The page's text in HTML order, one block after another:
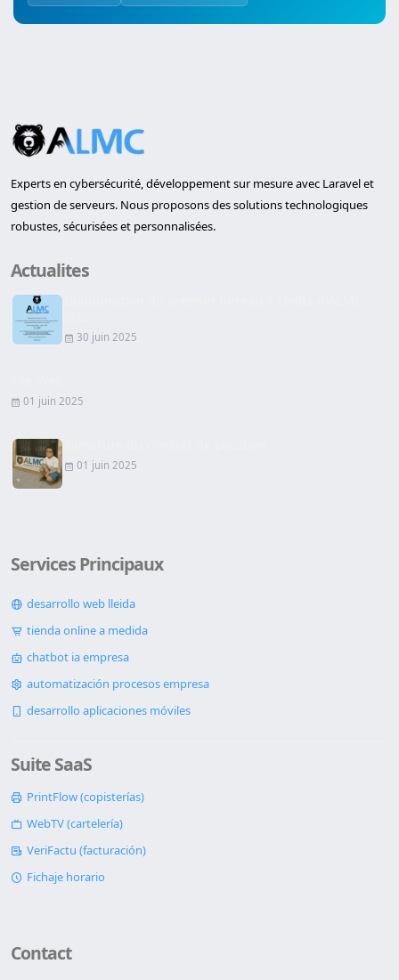
Experts en cybersécurité, développement sur mesure avec Laravel et
gestion de serveurs. Nous proposons des solutions technologiques
robustes, sécurisées et personnalisées.
Actualites
30 juin 2025
01 juin 2025
01 juin 2025
Services Principaux
desarrollo web lleida
tienda online a medida
chatbot ia empresa
automatización procesos empresa
desarrollo aplicaciones móviles
Suite SaaS
PrintFlow (copisterías)
WebTV (cartelería)
VeriFactu (facturación)
Fichaje horario
Contact